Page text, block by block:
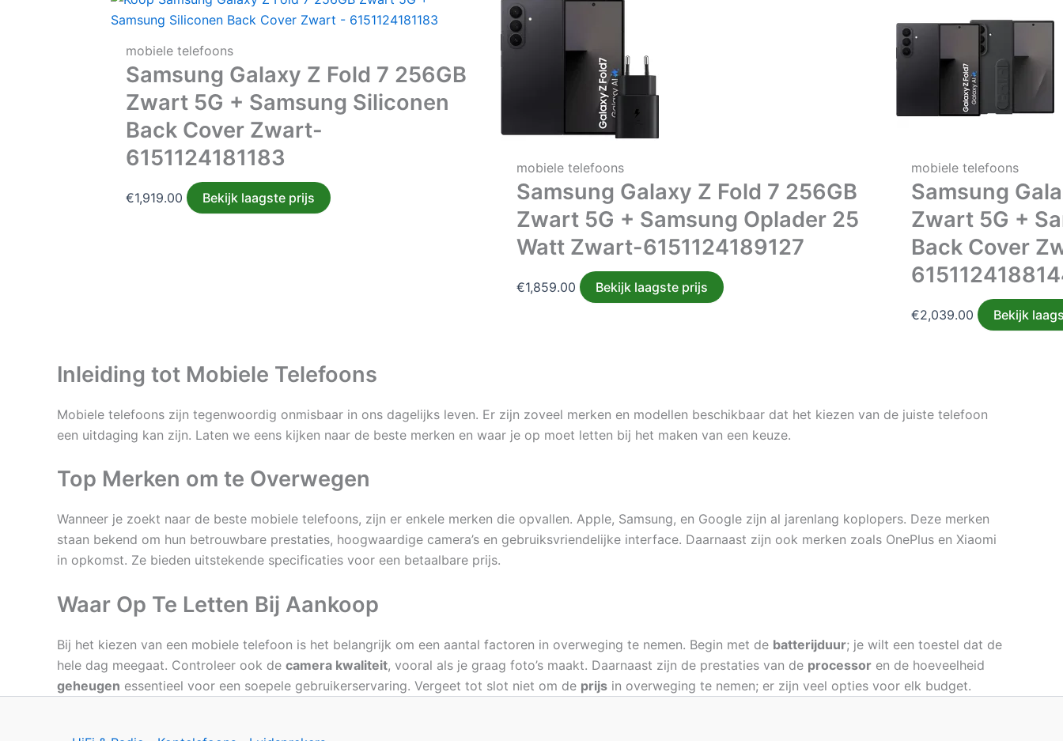
mobiele telefoons
Samsung Galaxy Z Fold 7 256GB
Zwart 5G + Samsung Siliconen
Back Cover Zwart-
6151124181183
€1,919.00 Bekijk laagste prijs
mobiele telefoons
Samsung Galaxy Z Fold 7 256GB
Zwart 5G + Samsung Oplader 25
Watt Zwart-6151124189127
€1,859.00 Bekijk laagste prijs
mobiele telefoons
Samsung
Zwart 5G +
Back Cover
€2,039.00 Bekijk
Inleiding tot Mobiele Telefoons
Mobiele telefoons zijn tegenwoordig onmisbaar in ons dagelijks leven. Er zijn zoveel merken en modellen beschikbaar dat het kiezen van de juiste telefoon
een uitdaging kan zijn. Laten we eens kijken naar de beste merken en waar je op moet letten bij het maken van een keuze.
Top Merken om te Overwegen
Wanneer je zoekt naar de beste mobiele telefoons, zijn er enkele merken die opvallen. Apple, Samsung, en Google zijn al jarenlang koplopers. Deze merken
staan bekend om hun betrouwbare prestaties, hoogwaardige camera’s en gebruiksvriendelijke interface. Daarnaast zijn ook merken zoals OnePlus en Xiaomi
in opkomst. Ze bieden uitstekende specificaties voor een betaalbare prijs.
Waar Op Te Letten Bij Aankoop
Bij het kiezen van een mobiele telefoon is het belangrijk om een aantal factoren in overweging te nemen. Begin met de batterijduur; je wilt een toestel dat de
hele dag meegaat. Controleer ook de camera kwaliteit, vooral als je graag foto’s maakt. Daarnaast zijn de prestaties van de processor en de hoeveelheid
geheugen essentieel voor een soepele gebruikerservaring. Vergeet tot slot niet om de prijs in overweging te nemen; er zijn veel opties voor elk budget.